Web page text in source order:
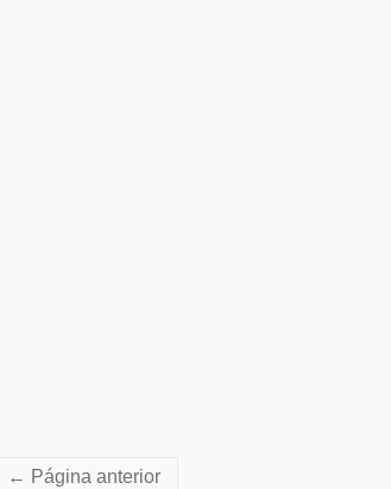
← Página anterior